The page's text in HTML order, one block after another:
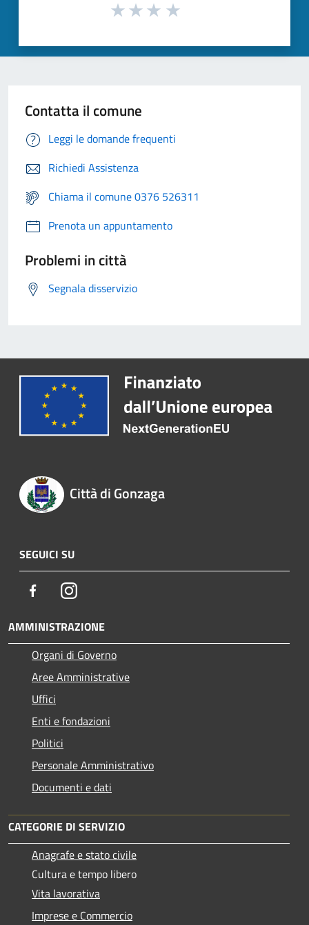
Contatta il comune
Leggi le domande frequenti
Richiedi Assistenza
Chiama il comune 0376 526311
Prenota un appuntamento
Problemi in città
Segnala disservizio
Città di Gonzaga
SEGUICI SU
FacebookInstagram
AMMINISTRAZIONE
Organi di Governo
Aree Amministrative
Uffici
Enti e fondazioni
Politici
Personale Amministrativo
Documenti e dati
CATEGORIE DI SERVIZIO
Anagrafe e stato civile
Cultura e tempo libero
Vita lavorativa
Imprese e Commercio